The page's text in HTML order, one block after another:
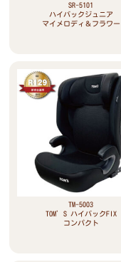
SR-5101
ハイバックジュニア
マイメロディ＆フラワー
TM-5003
TOM’S ハイバックFIX
コンパクト